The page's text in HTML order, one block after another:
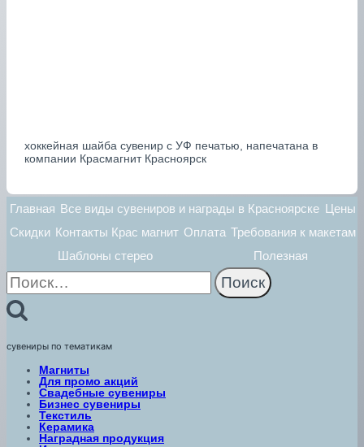
хоккейная шайба сувенир с УФ печатью, напечатана в
компании Красмагнит Красноярск
Главная Все виды сувениров и награды в Красноярске Цены
Скидки Контакты Крас магнит Оплата Требования к макетам
Шаблоны стерео
Полезная
Найти:
сувениры по тематикам
Магниты
Для промо акций
Свадебные сувениры
Бизнес сувениры
Текстиль
Керамика
Наградная продукция